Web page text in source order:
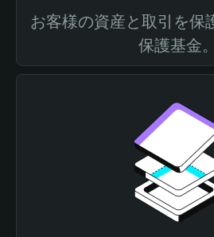
お客様の資産と取引を保
保護基金。